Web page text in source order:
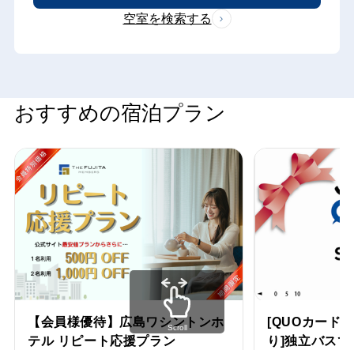
空室を検索する
おすすめの宿泊プラン
【会員様優待】広島ワシントンホ
テル リピート応援プラン
[QUOカード
り]独立バス
Scroll